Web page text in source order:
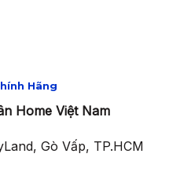
Hãng
Home Việt Nam
Gò Vấp, TP.HCM